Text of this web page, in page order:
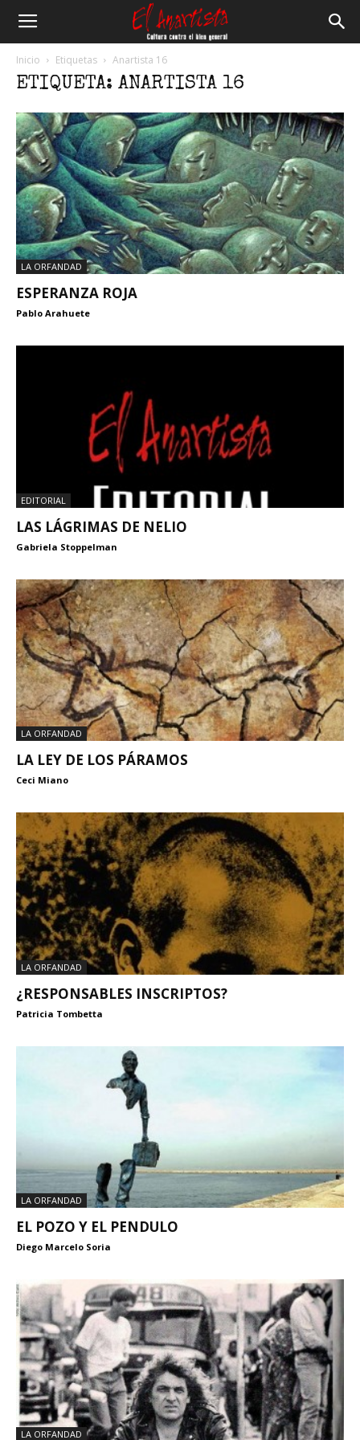
Inicio Etiquetas Anartista 16
ETIQUETA: ANARTISTA 16
LA ORFANDAD
ESPERANZA ROJA
Pablo Arahuete
EDITORIAL
LAS LÁGRIMAS DE NELIO
Gabriela Stoppelman
LA ORFANDAD
LA LEY DE LOS PÁRAMOS
Ceci Miano
LA ORFANDAD
¿RESPONSABLES INSCRIPTOS?
Patricia Tombetta
LA ORFANDAD
EL POZO Y EL PENDULO
Diego Marcelo Soria
LA ORFANDAD